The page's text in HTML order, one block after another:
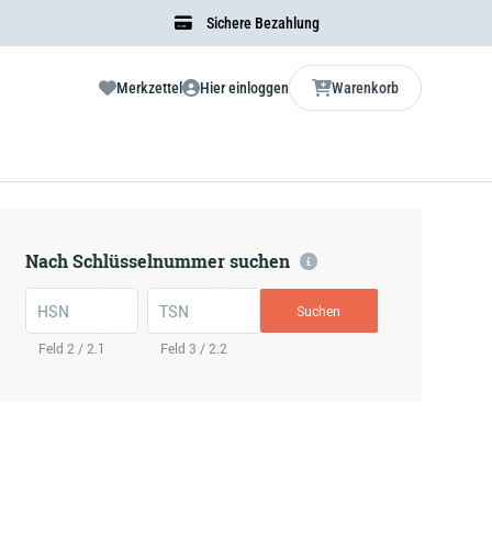
Sichere Bezahlung
Merkzettel Hier einloggen Warenkorb
Nach Schlüsselnummer suchen
HSN
Feld 2 / 2.1
TSN
Feld 3 / 2.2
Suchen